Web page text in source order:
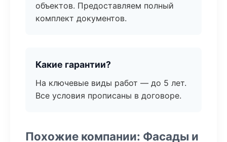
объектов. Предоставляем полный
комплект документов.
Какие гарантии?
На ключевые виды работ — до 5 лет.
Все условия прописаны в договоре.
Похожие компании: Фасады и